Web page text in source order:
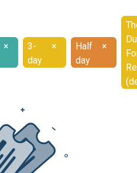
×
3-
day
×
Half
day
×